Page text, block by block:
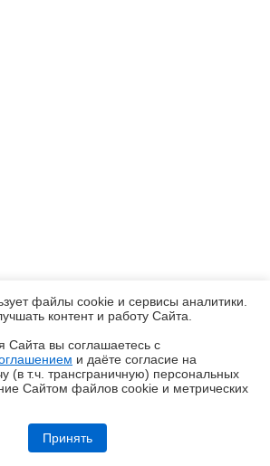
SPARK 50: все тренды разом — чуть
файлы cookie и сервисы аналитики.
контент и работу Cайта.
вы соглашаетесь с
и даёте согласие на
(в т.ч. трансграничную) персональных
Cайтом файлов cookie и метрических
Принять